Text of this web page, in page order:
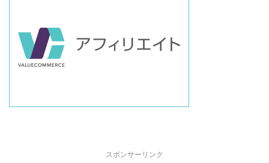
スポンサーリンク